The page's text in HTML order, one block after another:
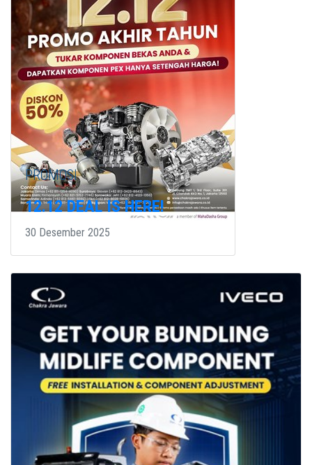
PROMOSI
12.12 DEAL IS HERE!
30 Desember 2025